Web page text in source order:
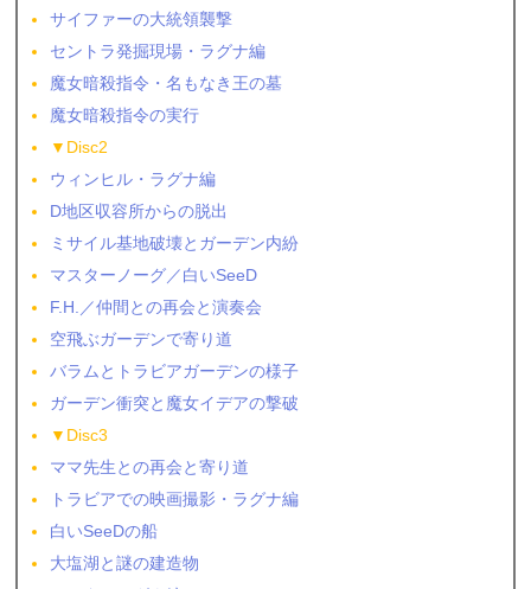
サイファーの大統領襲撃
セントラ発掘現場・ラグナ編
魔女暗殺指令・名もなき王の墓
魔女暗殺指令の実行
▼Disc2
ウィンヒル・ラグナ編
D地区収容所からの脱出
ミサイル基地破壊とガーデン内紛
マスターノーグ／白いSeeD
F.H.／仲間との再会と演奏会
空飛ぶガーデンで寄り道
バラムとトラビアガーデンの様子
ガーデン衝突と魔女イデアの撃破
▼Disc3
ママ先生との再会と寄り道
トラビアでの映画撮影・ラグナ編
白いSeeDの船
大塩湖と謎の建造物